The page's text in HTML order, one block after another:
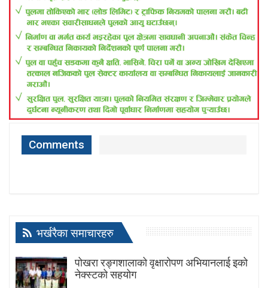
Comments
भर्खरैका समाचारहरु
पोखरा रङ्गशालाको वृक्षारोपण अभियानलाई इको
नेक्स्टको सहयोग